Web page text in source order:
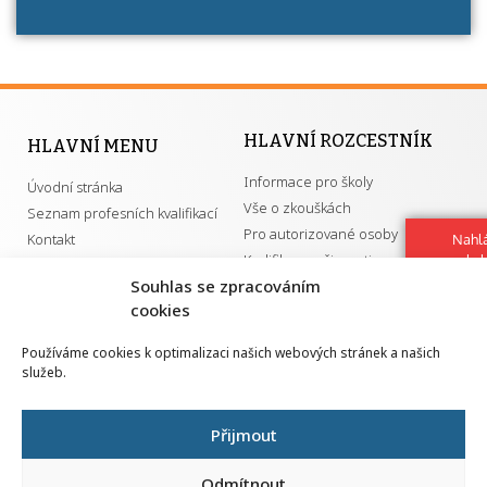
Souhlas se zpracováním
cookies
Používáme cookies k optimalizaci našich webových stránek a našich
služeb.
Přijmout
HLAVNÍ MENU
Úvodní stránka
Seznam profesních kvalifikací
Kontakt
HLAVNÍ ROZCESTNÍK
Informace pro školy
Vše o zkouškách
Pro autorizované osoby
Kvalifikace a živnosti
GDPR
Národní pedagogický institut ČR
Senovážné náměstí 25
110 00 Praha 1